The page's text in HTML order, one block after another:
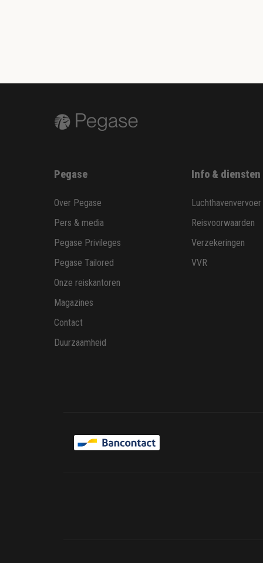
Pegase
Over Pegase
Pers & media
Pegase Privileges
Pegase Tailored
Onze reiskantoren
Magazines
Contact
Duurzaamheid
Info & diensten
Luchthavenvervoer
Reisvoorwaarden
Verzekeringen
VVR